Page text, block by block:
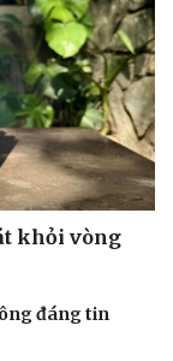
khỏi vòng
đáng tin